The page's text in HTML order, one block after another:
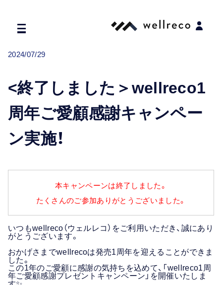
2024/07/29
<終了しました＞wellreco1
周年ご愛顧感謝キャンペー
ン実施！
本キャンペーンは終了しました。
たくさんのご参加ありがとうございました。
いつもwellreco（ウェルレコ）をご利用いただき、誠にあり
がとうございます。
おかげさまでwellrecoは発売1周年を迎えることができま
した。
この1年のご愛顧に感謝の気持ちを込めて、「wellreco1周
年ご愛顧感謝プレゼントキャンペーン」を開催いたしま